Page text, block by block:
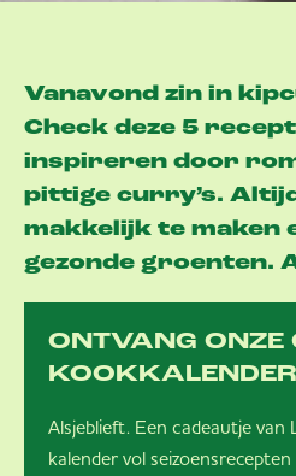
Vanavond zin in
Check deze 5
inspireren door
pittige curry’s.
makkelijk te maken
gezonde groenten.
ONTVANG ONZE
KOOKKALENDER
Alsjeblieft. Een cadeautje van
kalender vol